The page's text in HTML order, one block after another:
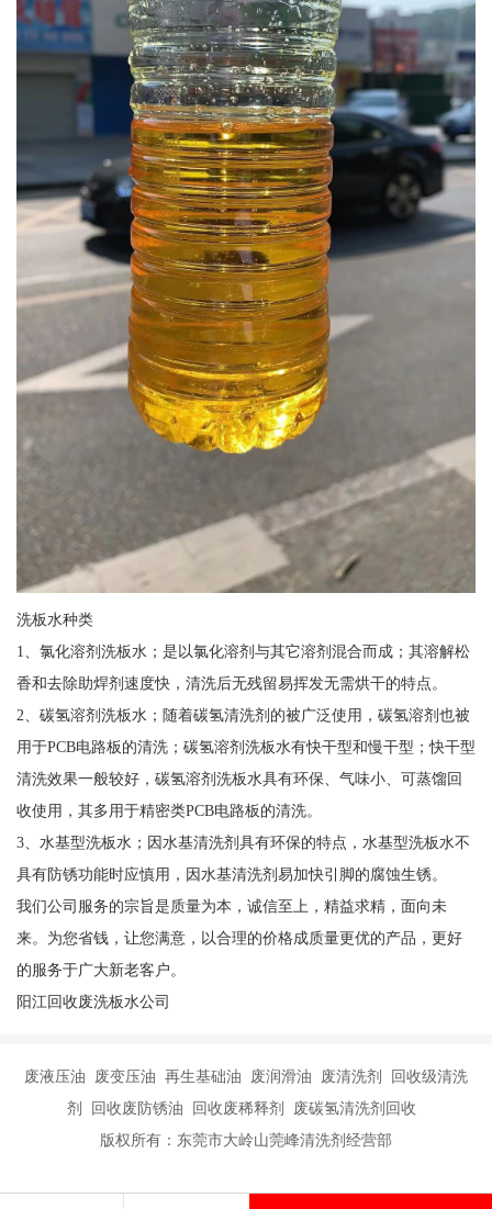
洗板水种类
1、氯化溶剂洗板水；是以氯化溶剂与其它溶剂混合而成；其溶解松
香和去除助焊剂速度快，清洗后无残留易挥发无需烘干的特点。
2、碳氢溶剂洗板水；随着碳氢清洗剂的被广泛使用，碳氢溶剂也被
用于PCB电路板的清洗；碳氢溶剂洗板水有快干型和慢干型；快干型
清洗效果一般较好，碳氢溶剂洗板水具有环保、气味小、可蒸馏回
收使用，其多用于精密类PCB电路板的清洗。
3、水基型洗板水；因水基清洗剂具有环保的特点，水基型洗板水不
具有防锈功能时应慎用，因水基清洗剂易加快引脚的腐蚀生锈。
我们公司服务的宗旨是质量为本，诚信至上，精益求精，面向未
来。为您省钱，让您满意，以合理的价格成质量更优的产品，更好
的服务于广大新老客户。
阳江回收废洗板水公司
废液压油 废变压油 再生基础油 废润滑油 废清洗剂 回收级清洗
剂 回收废防锈油 回收废稀释剂 废碳氢清洗剂回收
版权所有：东莞市大岭山莞峰清洗剂经营部